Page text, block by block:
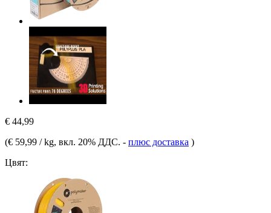
€ 44,99
(€ 59,99 / kg, вкл. 20% ДДС. - плюс доставка )
Цвят: